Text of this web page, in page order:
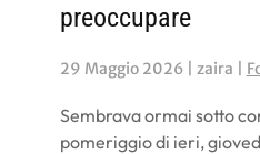
preoccupare
29 Maggio 2026| zaira |
Sembrava ormai sotto
pomeriggio di ieri,